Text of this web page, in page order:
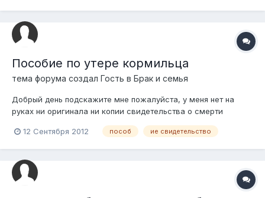
Пособие по утере кормильца
тема форума создал Гость в Брак и семья
Добрый день подскажите мне пожалуйста, у меня нет на
руках ни оригинала ни копии свидетельства о смерти
могу ли я без свидетельства о смерти оформить пособие по
Узбекистан, на получение статуса...
12 Сентября 2012 пособ ие свидетельство